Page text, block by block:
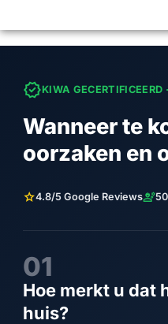
verifiedKIWA GECERTIFICEERD
Wanneer te
oorzaken en
star4.8/5 Google Reviewsengineering
01
Hoe merkt u dat
huis?